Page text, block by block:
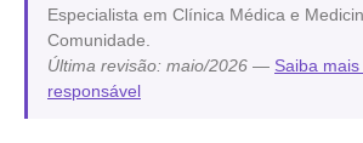
Especialista em Clínica Médica e
Comunidade.
Última revisão: maio/2026 — Saiba
responsável